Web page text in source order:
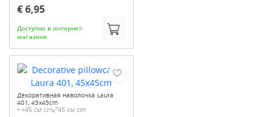
€ 6,95
Доступно в интернет-
магазине
Декоративная наволочка Laura
401, 45x45cm
45 см cm 45 см cm